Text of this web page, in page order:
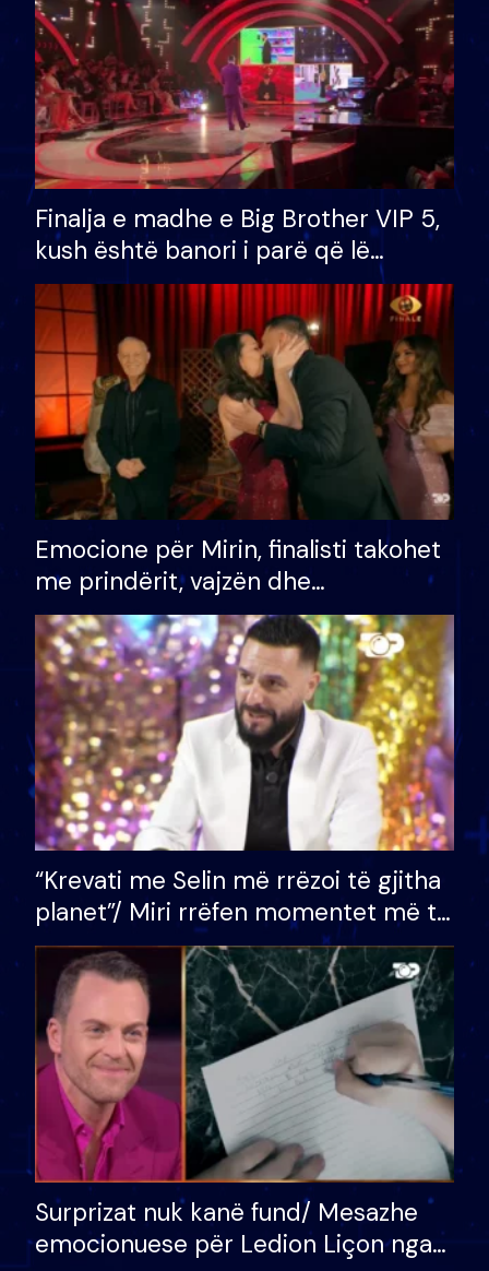
Finalja e madhe e Big Brother VIP 5,
kush është banori i parë që lë
shtëpinë dhe humb mundësinë për
të fituar çmimin e madh
Emocione për Mirin, finalisti takohet
me prindërit, vajzën dhe
bashkëshorten: S’kemi ndonjë letër
divorci apo jo?
“Krevati me Selin më rrëzoi të gjitha
planet”/ Miri rrëfen momentet më të
bukura në shtëpinë e BB VIP: Do më
mungojë zilja e mëngjesit kur…
Surprizat nuk kanë fund/ Mesazhe
emocionuese për Ledion Liçon nga